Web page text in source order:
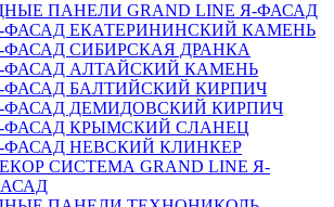
ПАНЕЛИ GRAND LINE Я-ФАСАД
ФАСАД ЕКАТЕРИНИНСКИЙ КАМЕНЬ
ФАСАД СИБИРСКАЯ ДРАНКА
ФАСАД АЛТАЙСКИЙ КАМЕНЬ
ФАСАД БАЛТИЙСКИЙ КИРПИЧ
ФАСАД ДЕМИДОВСКИЙ КИРПИЧ
ФАСАД КРЫМСКИЙ СЛАНЕЦ
ФАСАД НЕВСКИЙ КЛИНКЕР
СИСТЕМА GRAND LINE Я-